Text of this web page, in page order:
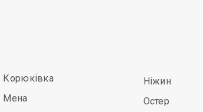
Корюківка
Мена
Ніжин
Остер